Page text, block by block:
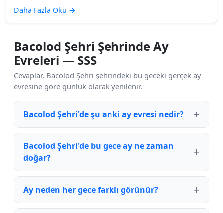
Daha Fazla Oku →
Bacolod Şehri Şehrinde Ay
Evreleri — SSS
Cevaplar, Bacolod Şehri şehrindeki bu geceki gerçek ay
evresine göre günlük olarak yenilenir.
Bacolod Şehri'de şu anki ay evresi nedir?
Bacolod Şehri'de bu gece ay ne zaman
doğar?
Ay neden her gece farklı görünür?